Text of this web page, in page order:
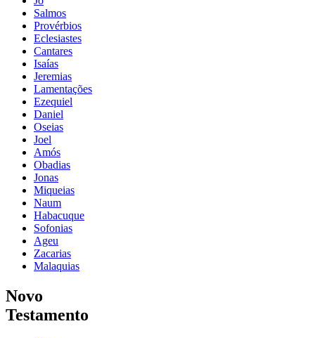
Salmos
Provérbios
Eclesiastes
Cantares
Isaías
Jeremias
Lamentações
Ezequiel
Daniel
Oseias
Joel
Amós
Obadias
Jonas
Miqueias
Naum
Habacuque
Sofonias
Ageu
Zacarias
Malaquias
Novo
Testamento